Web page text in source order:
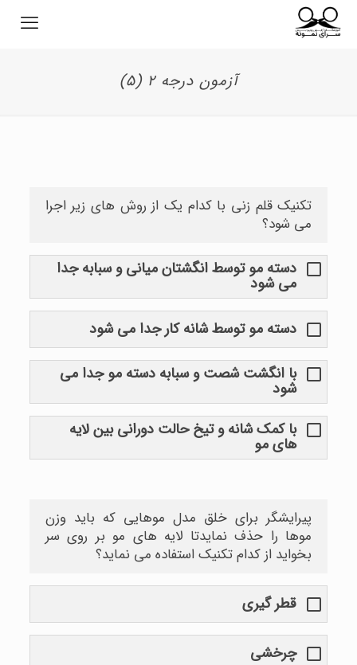
آزمون درجه ۲ (۵)
تکنیک قلم زنی با کدام یک از روش های زیر اجرا
می شود؟
دسته مو توسط انگشتان میانی و سبابه جدا
می شود
دسته مو توسط شانه کار جدا می شود
با انگشت شصت و سبابه دسته مو جدا می
شود
با کمک شانه و تیخ حالت دورانی بین لایه
های مو
پیرایشگر برای خلق مدل موهایی که باید وزن
موها را حذف نمایدتا لایه های مو بر روی سر
بخواید از کدام تکنیک استفاده می نماید؟
قطر گیری
چرخشی